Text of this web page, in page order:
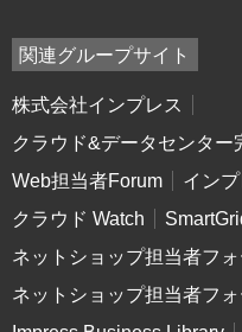
関連グループサイト
株式会社インプレス
クラウド&データセンター
Web担当者Forum
イン
クラウド Watch
ネットショップ担当者フ
ネットショップ担当者フ